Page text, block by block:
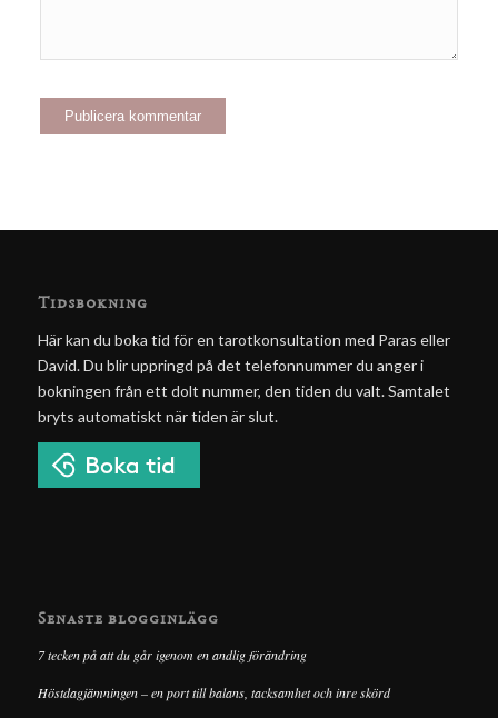
Tidsbokning
Här kan du boka tid för en tarotkonsultation med Paras eller
David. Du blir uppringd på det telefonnummer du anger i
bokningen från ett dolt nummer, den tiden du valt. Samtalet
bryts automatiskt när tiden är slut.
Senaste blogginlägg
7 tecken på att du går igenom en andlig förändring
Höstdagjämningen – en port till balans, tacksamhet och inre skörd